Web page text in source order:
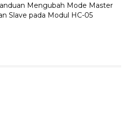
Mengubah Mode Master
Slave pada Modul HC-05